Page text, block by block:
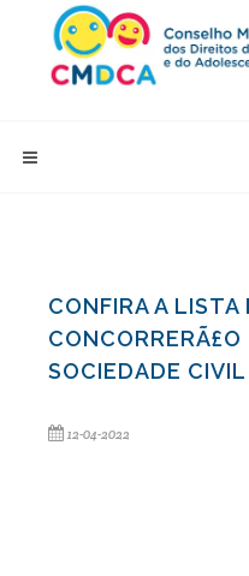
CONFIRA A
SOCIEDADE CIVIL
12-04-2022